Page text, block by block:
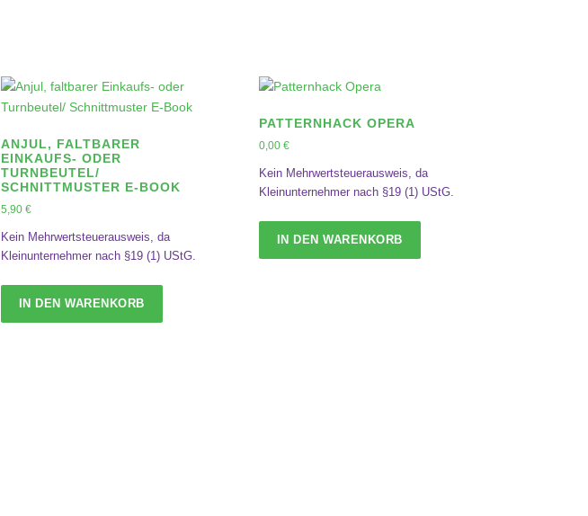
ANJUL, FALTBARER
EINKAUFS- ODER
TURNBEUTEL/
SCHNITTMUSTER E-BOOK
5,90 €
Kein Mehrwertsteuerausweis, da
Kleinunternehmer nach §19 (1) UStG.
IN DEN WARENKORB
PATTERNHACK OPERA
0,00 €
Kein Mehrwertsteuerausweis, da
Kleinunternehmer nach §19 (1) UStG.
IN DEN WARENKORB